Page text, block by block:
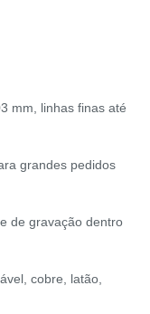
mm, linhas finas até
grandes pedidos
de gravação dentro
cobre, latão,